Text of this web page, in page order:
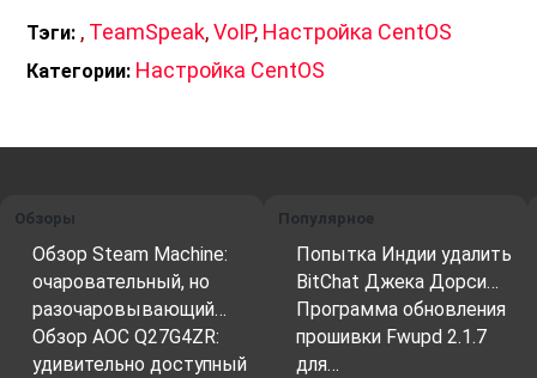
Тэги: , TeamSpeak,VoIP, Настройка CentOS
Категории: Настройка CentOS
Обзоры
Обзор Steam Machine:
очаровательный, но
разочаровывающий…
Обзор AOC Q27G4ZR:
удивительно доступный
Популярное
Попытка Индии удалить
BitChat Джека Дорси…
Программа обновления
прошивки Fwupd 2.1.7
для…